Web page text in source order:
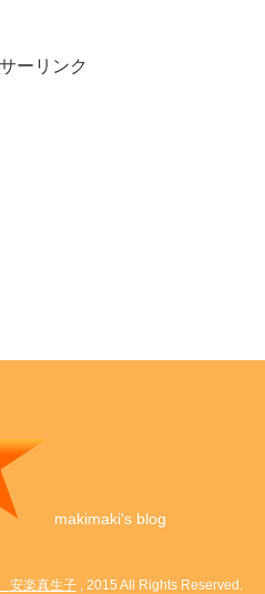
ーリンク
makimaki's blog
安楽真生子, 2015 All Rights Reserved.